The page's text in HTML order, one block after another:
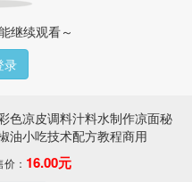
继续观看～
录
色凉皮调料汁料水制作凉面秘
油小吃技术配方教程商用
： 16.00元